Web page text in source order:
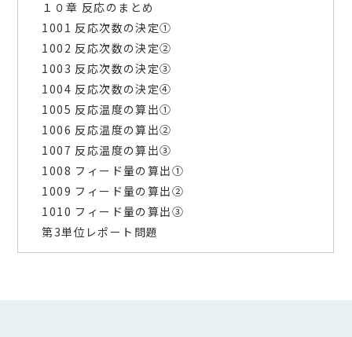
１０章 反応のまとめ
1001 反応次数の決定①
1002 反応次数の決定②
1003 反応次数の決定③
1004 反応次数の決定④
1005 反応温度の算出①
1006 反応温度の算出②
1007 反応温度の算出③
1008 フィード量の算出①
1009 フィード量の算出②
1010 フィード量の算出③
第3単位レポート問題